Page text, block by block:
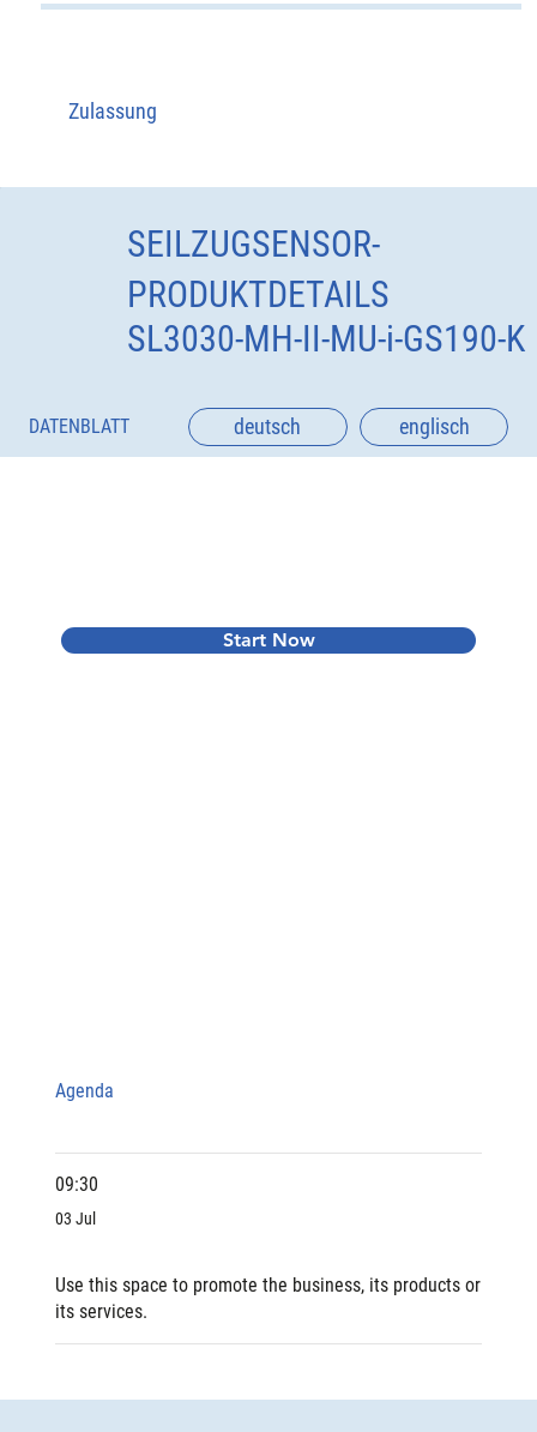
Zulassung
Start Now
Agenda
09:30
03 Jul
Use this space to promote the business, its products or
its services.
SEILZUGSENSOR-
PRODUKTDETAILS
SL3030-MH-II-MU-i-GS190-K
DATENBLATT englisch
deutsch